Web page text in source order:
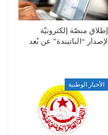
إطلاق منصّة إلكترونيّة
لإصدار “الباتيندة” عن بُعد
الأخبار الوطنية